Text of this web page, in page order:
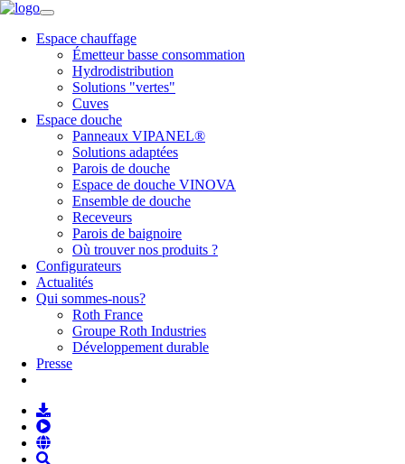
Espace chauffage
Émetteur basse consommation
Hydrodistribution
Solutions "vertes"
Cuves
Espace douche
Panneaux VIPANEL®
Solutions adaptées
Parois de douche
Espace de douche VINOVA
Ensemble de douche
Receveurs
Parois de baignoire
Où trouver nos produits ?
Configurateurs
Actualités
Qui sommes-nous?
Roth France
Groupe Roth Industries
Développement durable
Presse